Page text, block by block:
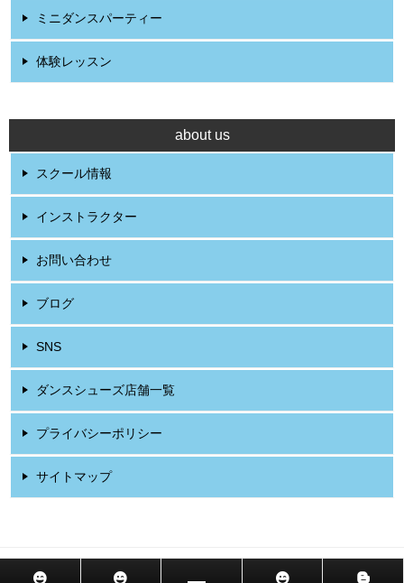
ミニダンスパーティー
体験レッスン
about us
スクール情報
インストラクター
お問い合わせ
ブログ
SNS
ダンスシューズ店舗一覧
プライバシーポリシー
サイトマップ
© 2026 社交ダンス教室 東京・吉祥寺 山岡ダンススクール